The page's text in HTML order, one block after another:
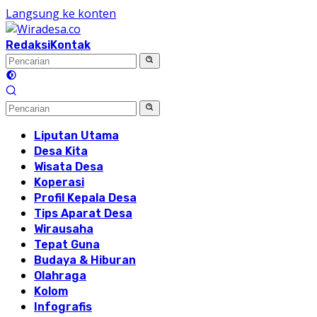
Langsung ke konten
RedaksiKontak
Liputan Utama
Desa Kita
Wisata Desa
Koperasi
Profil Kepala Desa
Tips Aparat Desa
Wirausaha
Tepat Guna
Budaya & Hiburan
Olahraga
Kolom
Infografis